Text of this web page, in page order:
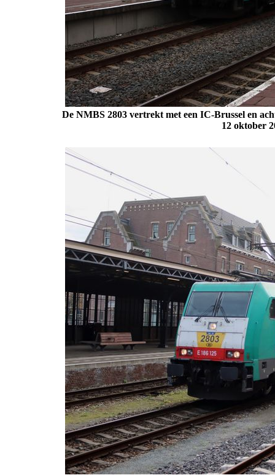
De NMBS 2803 vertrekt met een IC-Brussel en
12 oktober